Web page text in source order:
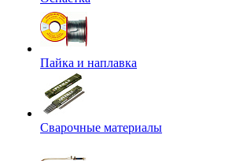
Пайка и наплавка
Сварочные материалы